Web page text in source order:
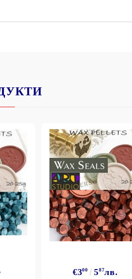
ПЛИКОВЕ
, Металик , Брокат картони и
и крафт картони / хартии
и ръчни картони и хартии
тишу, деко велпапе и др.
и фигурален паус
€300 587лв.